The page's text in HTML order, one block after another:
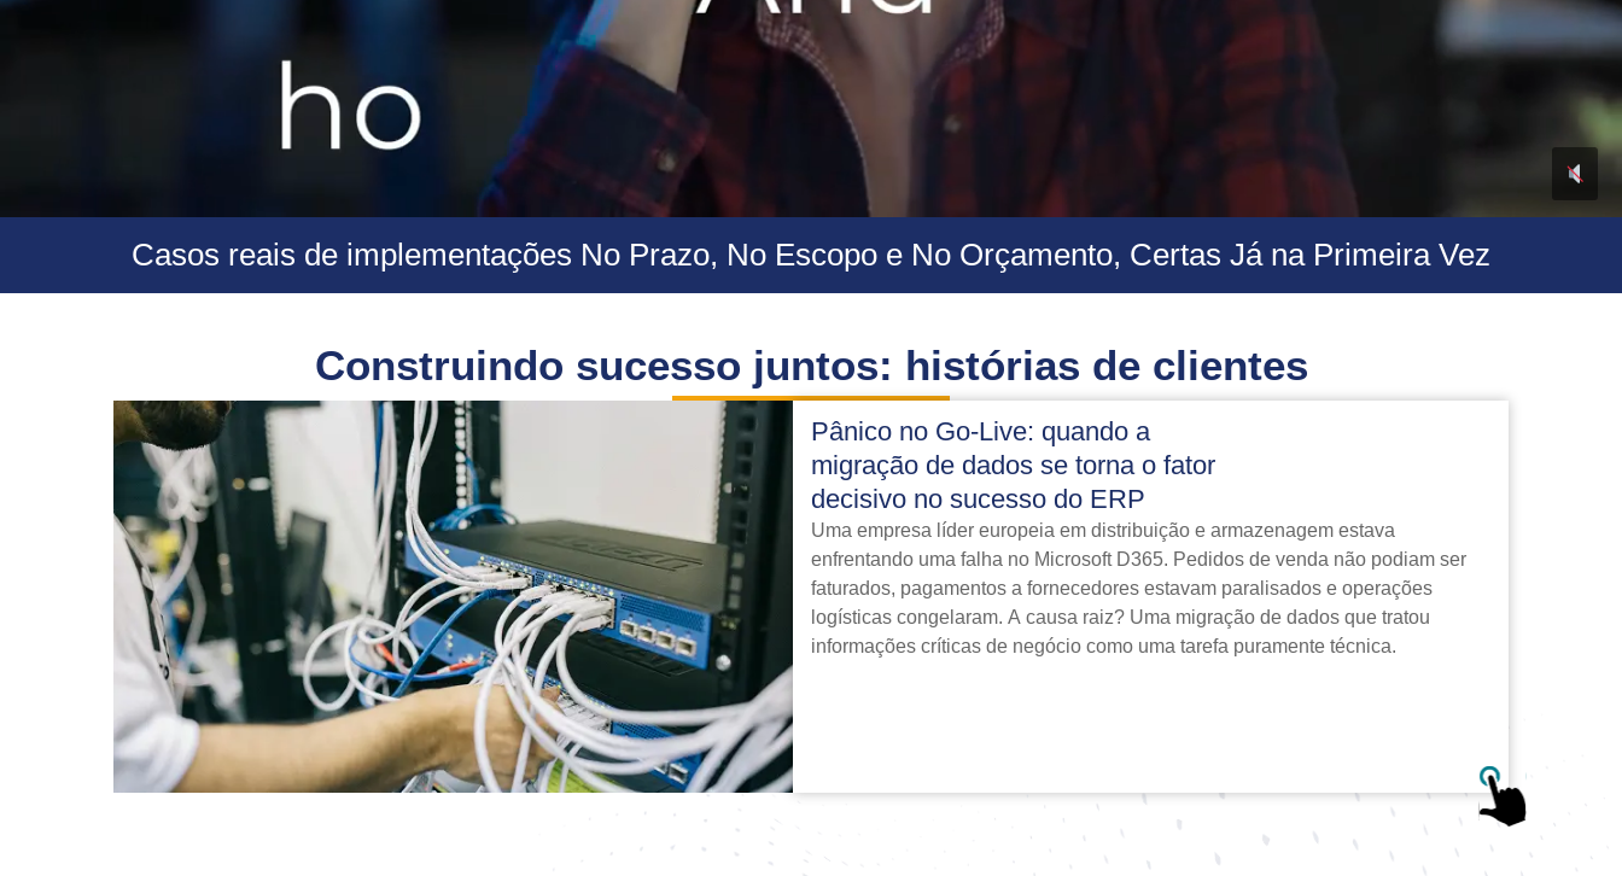
Casos reais de implementações No Prazo, No Escopo e No Orçamento, Certas Já na Primeira Vez
Construindo sucesso juntos: histórias de clientes
Pânico no Go-Live: quando a
migração de dados se torna o fator
decisivo no sucesso do ERP
Uma empresa líder europeia em distribuição e armazenagem estava
enfrentando uma falha no Microsoft D365. Pedidos de venda não podiam ser
faturados, pagamentos a fornecedores estavam paralisados e operações
logísticas congelaram. A causa raiz? Uma migração de dados que tratou
informações críticas de negócio como uma tarefa puramente técnica.